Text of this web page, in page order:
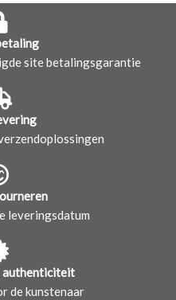
site betalingsgarantie
leveringsdatum
authenticiteit
de kunstenaar